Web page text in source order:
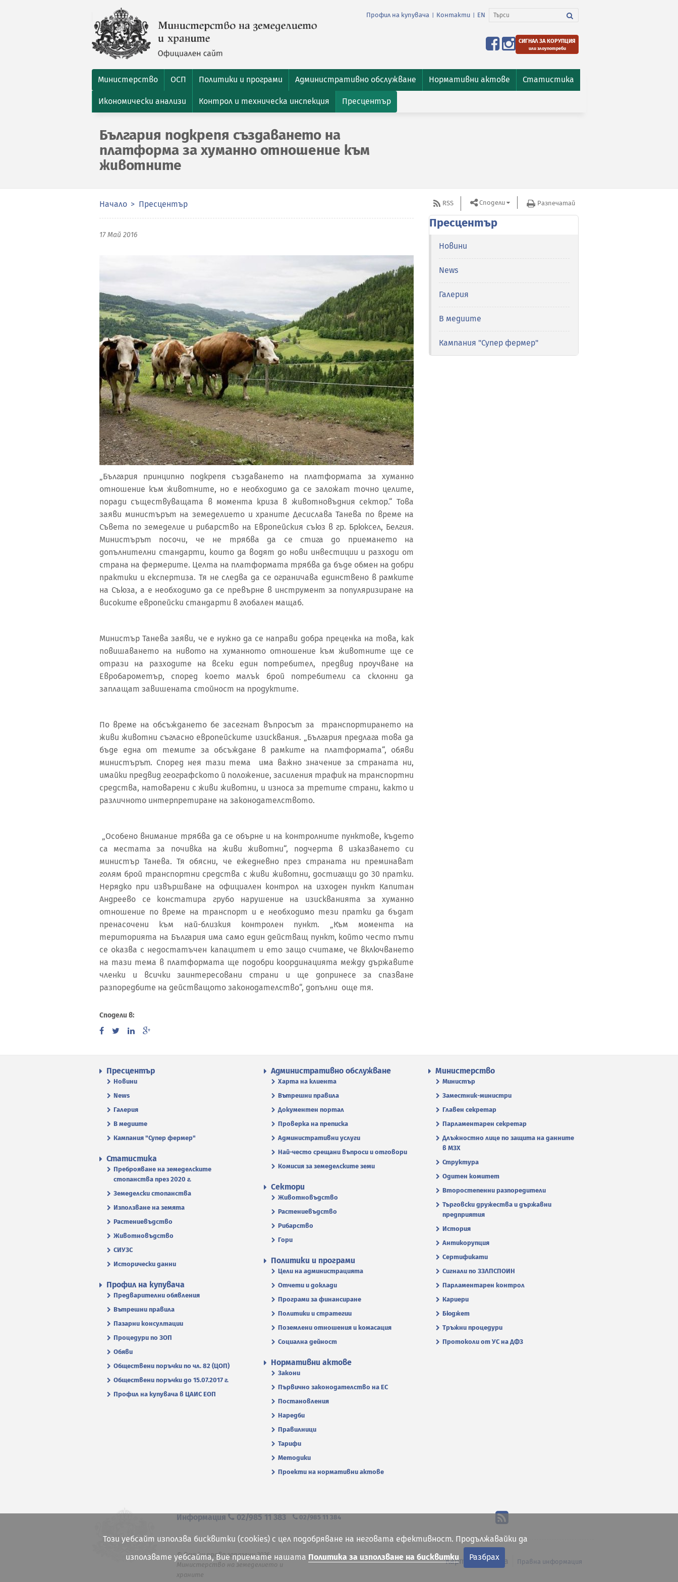
Профил на купувача Контакти EN
СИГНАЛ ЗА КОРУПЦИЯ
или злоупотреби
Министерство ОСП Политики и програми Административно обслужване Нормативни актове Статистика
Икономически анализи Контрол и техническа инспекция Пресцентър
България подкрепя създаването на
платформа за хуманно отношение към
животните
Начало Пресцентър
17 Май 2016
„България принципно подкрепя създаването на платформата за хуманно
отношение към животните, но е необходимо да се заложат точно целите,
поради съществуващата в момента криза в животновъдния сектор.“ Това
заяви министърът на земеделието и храните Десислава Танева по време на
Съвета по земеделие и рибарство на Европейския съюз в гр. Брюксел, Белгия.
Министърът посочи, че не трябва да се стига до приемането на
допълнителни стандарти, които да водят до нови инвестиции и разходи от
страна на фермерите. Целта на платформата трябва да бъде обмен на добри
практики и експертиза. Тя не следва да се ограничава единствено в рамките
на Съюза, а е необходимо да се превърне в инструмент за популяризиране на
високите европейски стандарти в глобален мащаб.
Министър Танева заяви, че е нужно да се направи добра преценка на това, как
повишаването на нивото на хуманното отношение към животните ще се
отрази на разходите на всеки един потребител, предвид проучване на
Евробарометър, според което малък брой потребители са склонни да
заплащат завишената стойност на продуктите.
По време на обсъждането бе засегнат въпросът за транспортирането на
живи животни съгласно европейските изисквания. „България предлага това да
бъде една от темите за обсъждане в рамките на платформата“, обяви
министърът. Според нея тази тема има важно значение за страната ни,
имайки предвид географското й положение, засиления трафик на транспортни
средства, натоварени с живи животни, и износа за третите страни, както и
различното интерпретиране на законодателството.
„Особено внимание трябва да се обърне и на контролните пунктове, където
са местата за почивка на живи животни“, подчерта в изказването си
министър Танева. Тя обясни, че ежедневно през страната ни преминават
голям брой транспортни средства с живи животни, достигащи до 30 пратки.
Нерядко при извършване на официален контрол на изходен пункт Капитан
Андреево се констатира грубо нарушение на изискванията за хуманно
отношение по време на транспорт и е необходимо тези пратки да бъдат
пренасочени към най-близкия контролен пункт. „Към момента на
територията на България има само един действащ пункт, който често пъти
се оказва с недостатъчен капацитет и ето защо считаме, че включването
на тази тема в платформата ще подобри координацията между държавите
членки и всички заинтересовани страни и ще допринесе за спазване
разпоредбите на действащото законодателство“, допълни още тя.
Сподели в:
RSS Сподели Разпечатай
Пресцентър
Новини
News
Галерия
В медиите
Кампания "Супер фермер"
Пресцентър
Новини
News
Галерия
В медиите
Кампания "Супер фермер"
Административно обслужване
Харта на клиента
Вътрешни правила
Документен портал
Проверка на преписка
Административни услуги
Най-често срещани въпроси и отговори
Комисия за земеделските земи
Министерство
Министър
Заместник-министри
Главен секретар
Парламентарен секретар
Длъжностно лице по защита на данните
в МЗХ
Структура
Одитен комитет
Второстепенни разпоредители
Търговски дружества и държавни
предприятия
История
Антикорупция
Сертификати
Сигнали по ЗЗЛПСПОИН
Парламентарен контрол
Кариери
Бюджет
Тръжни процедури
Протоколи от УС на ДФЗ
Статистика
Преброяване на земеделските
стопанства през 2020 г.
Земеделски стопанства
Използване на земята
Растениевъдство
Животновъдство
СИУЗС
Исторически данни
Сектори
Животновъдство
Растениевъдство
Рибарство
Гори
Политики и програми
Цели на администрацията
Отчети и доклади
Програми за финансиране
Политики и стратегии
Поземлени отношения и комасация
Социална дейност
Профил на купувача
Предварителни обявления
Вътрешни правила
Пазарни консултации
Процедури по ЗОП
Обяви
Обществени поръчки по чл. 82 (ЦОП)
Обществени поръчки до 15.07.2017 г.
Профил на купувача в ЦАИС ЕОП
Нормативни актове
Закони
Първично законодателство на ЕС
Постановления
Наредби
Правилници
Тарифи
Методики
Проекти на нормативни актове
Информация 02/985 11 383 02/985 11 384
© Всички права запазени 2026
Министерство на земеделието и
храните
Карта на сайта Правна информация
Този уебсайт използва бисквитки (cookies) с цел подобряване на неговата ефективност. Продължавайки да
използвате уебсайта, Вие приемате нашата Политика за използване на бисквитки Разбрах